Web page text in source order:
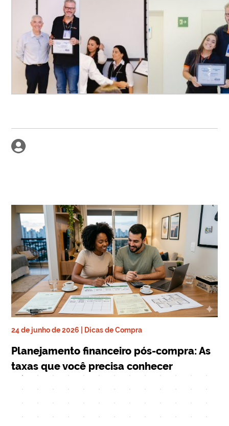
24 de junho de 2026 | Dicas de Compra
Planejamento financeiro pós-compra: As
taxas que você precisa conhecer